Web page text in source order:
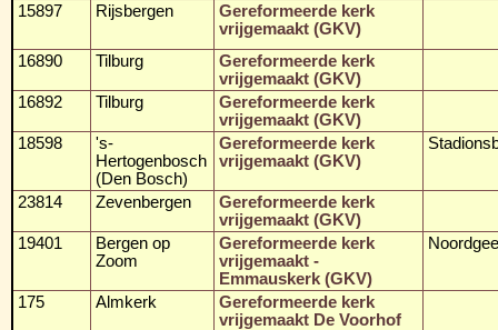
15897 Rijsbergen
Gereformeerde kerk
vrijgemaakt (GKV)
16890
Tilburg
Gereformeerde kerk
vrijgemaakt (GKV)
16892
Tilburg
Gereformeerde kerk
vrijgemaakt (GKV)
18598
's-
Hertogenbosch
(Den Bosch)
Gereformeerde kerk
vrijgemaakt (GKV)
23814 Zevenbergen
Gereformeerde kerk
vrijgemaakt (GKV)
19401
Bergen op
Zoom
Gereformeerde kerk
vrijgemaakt -
Emmauskerk (GKV)
175 Almkerk
Gereformeerde kerk
vrijgemaakt De Voorhof